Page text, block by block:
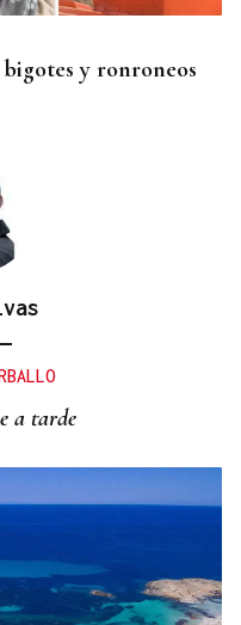
y ronroneos
a tarde